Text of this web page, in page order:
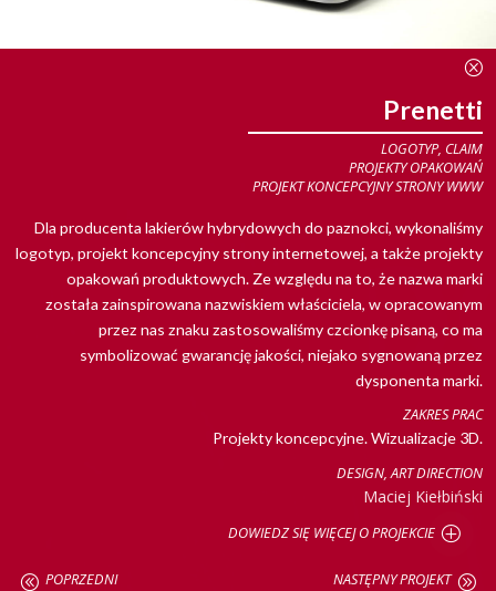
Q
Prenetti
LOGOTYP, CLAIM
PROJEKTY OPAKOWAŃ
PROJEKT KONCEPCYJNY STRONY WWW
Dla producenta lakierów hybrydowych do paznokci, wykonaliśmy
logotyp, projekt koncepcyjny strony internetowej, a także projekty
opakowań produktowych. Ze względu na to, że nazwa marki
została zainspirowana nazwiskiem właściciela, w opracowanym
przez nas znaku zastosowaliśmy czcionkę pisaną, co ma
symbolizować gwarancję jakości, niejako sygnowaną przez
dysponenta marki.
ZAKRES PRAC
Projekty koncepcyjne. Wizualizacje 3D.
DESIGN, ART DIRECTION
Maciej Kiełbiński
DOWIEDZ SIĘ WIĘCEJ O PROJEKCIE
@ POPRZEDNI NASTĘPNY PROJEKT A